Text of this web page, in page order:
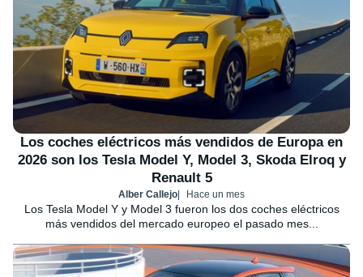
Los coches eléctricos más vendidos de Europa en
2026 son los Tesla Model Y, Model 3, Skoda Elroq y
Renault 5
Alber Callejo Hace un mes
Los Tesla Model Y y Model 3 fueron los dos coches eléctricos
más vendidos del mercado europeo el pasado mes...